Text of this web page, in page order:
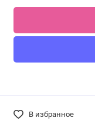
В избранное